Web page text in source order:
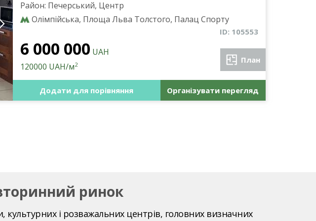
Район: Печерський, Центр
Олімпійська, Площа Льва Толстого, Палац Спорту
ID: 105553
6 000 000 UAH
120000 UAH/м2
Додати для порівняння Організувати перегляд
План
ринок
і розважальних центрів, головних визначних